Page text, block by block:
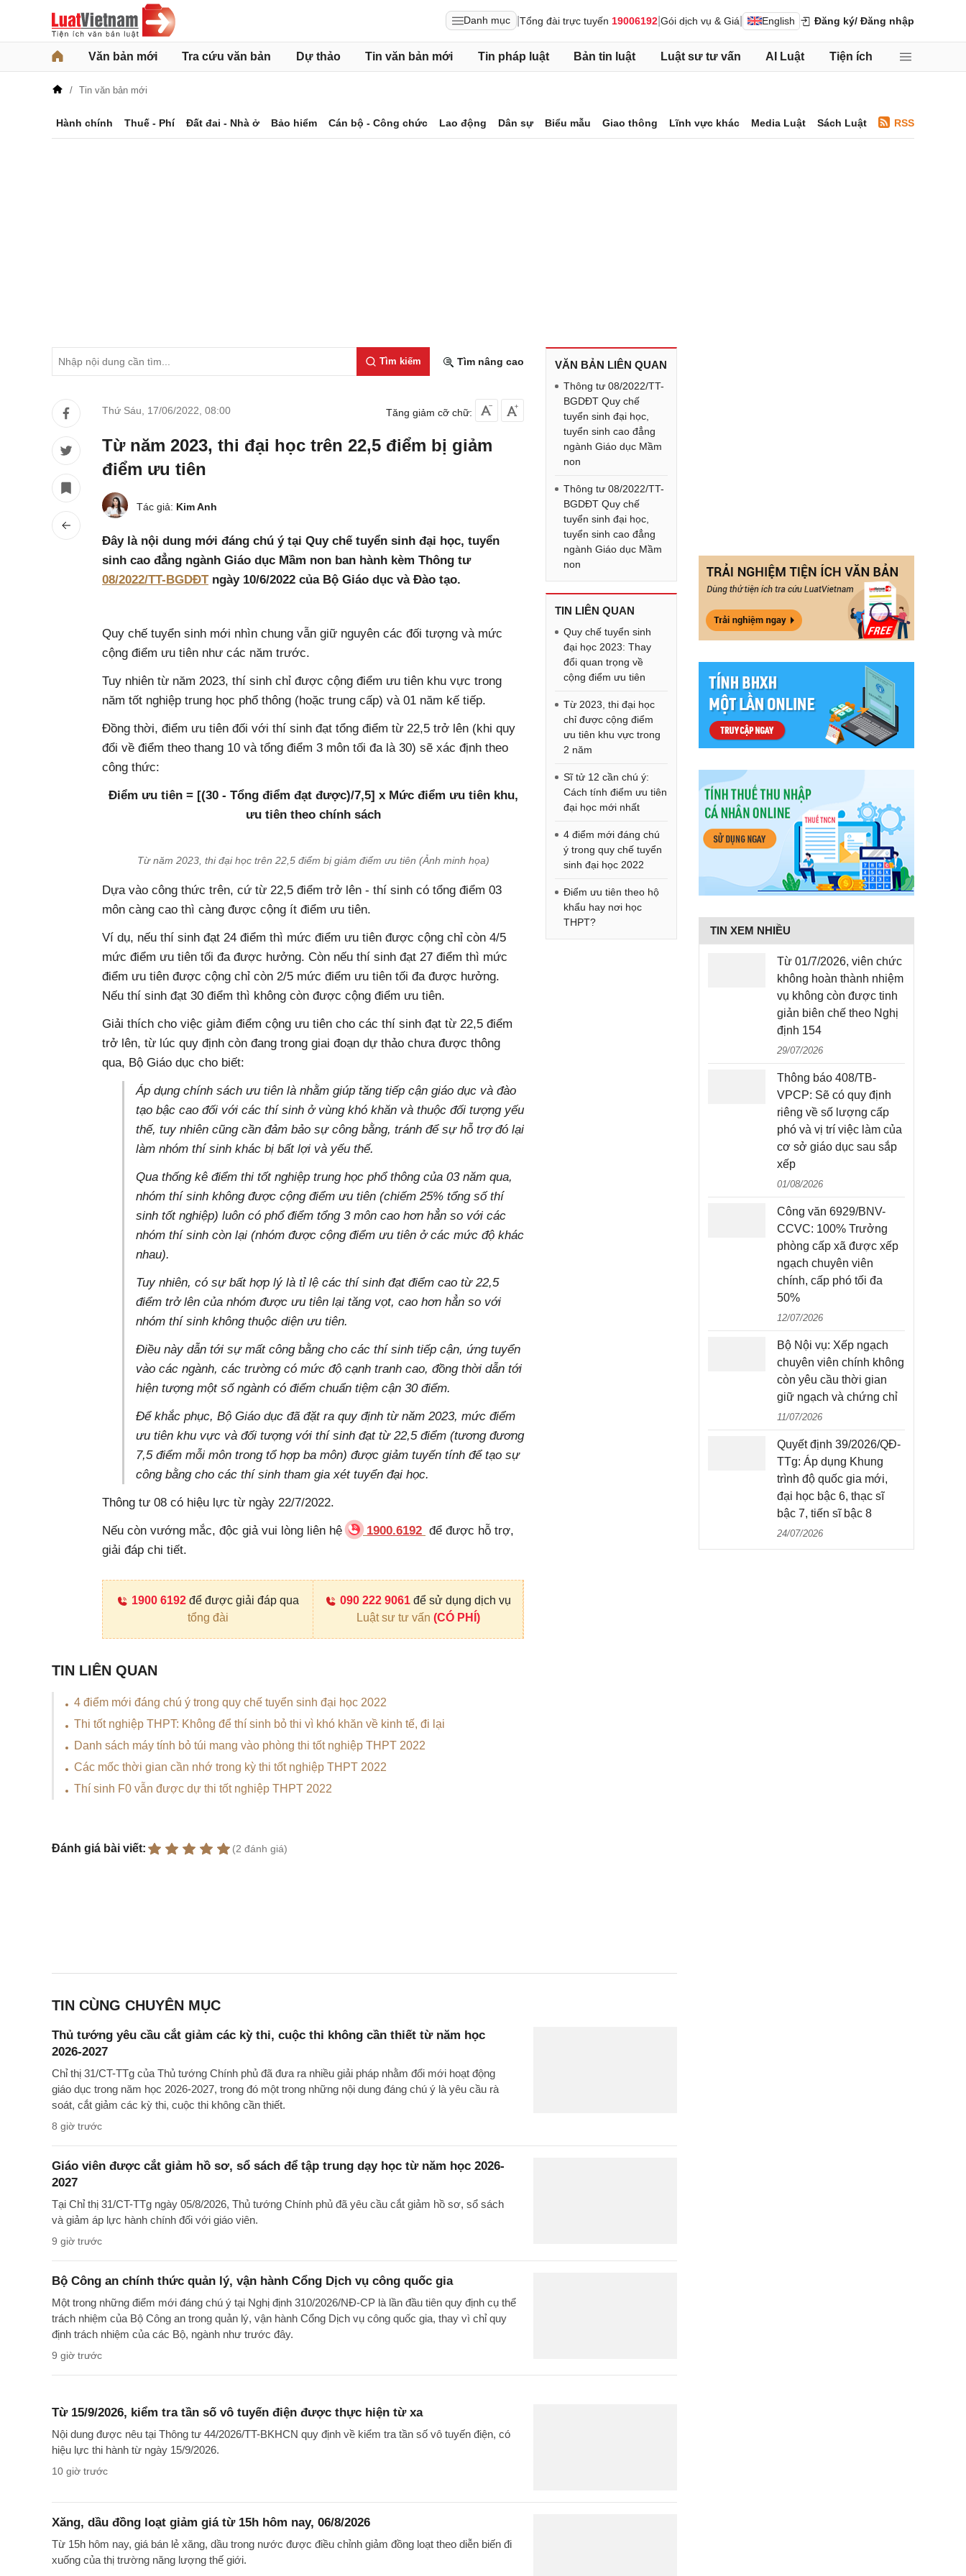
Danh mục Tổng đài trực tuyến 19006192 Gói dịch vụ & Giá English Đăng ký/ Đăng nhập
Văn bản mới Tra cứu văn bản Dự thảo Tin văn bản mới Tin pháp luật Bản tin luật Luật sư tư vấn AI Luật Tiện ích
Tin văn bản mới
Hành chính Thuế - Phí Đất đai - Nhà ở Bảo hiểm Cán bộ - Công chức Lao động Dân sự Biểu mẫu Giao thông Lĩnh vực khác Media Luật Sách Luật RSS
Tìm kiếm Tìm nâng cao
Thứ Sáu, 17/06/2022 08:00 Tăng giảm cỡ chữ:
Từ năm 2023, thi đại học trên 22,5 điểm bị giảm
điểm ưu tiên
Tác giả: Kim Anh
Đây là nội dung mới đáng chú ý tại Quy chế tuyển sinh đại học, tuyển
sinh cao đẳng ngành Giáo dục Mầm non ban hành kèm Thông tư
08/2022/TT-BGDĐTngày 10/6/2022 của Bộ Giáo dục và Đào tạo.
Quy chế tuyển sinh mới nhìn chung vẫn giữ nguyên các đối tượng và mức
cộng điểm ưu tiên như các năm trước.
Tuy nhiên từ năm 2023, thí sinh chỉ được cộng điểm ưu tiên khu vực trong
năm tốt nghiệp trung học phổ thông (hoặc trung cấp) và 01 năm kế tiếp.
Đồng thời, điểm ưu tiên đối với thí sinh đạt tổng điểm từ 22,5 trở lên (khi quy
đổi về điểm theo thang 10 và tổng điểm 3 môn tối đa là 30) sẽ xác định theo
công thức:
Điểm ưu tiên = [(30 - Tổng điểm đạt được)/7,5] x Mức điểm ưu tiên khu,
ưu tiên theo chính sách
Từ năm 2023, thi đại học trên 22,5 điểm bị giảm điểm ưu tiên (Ảnh minh họa)
Dựa vào công thức trên, cứ từ 22,5 điểm trở lên - thí sinh có tổng điểm 03
môn càng cao thì càng được cộng ít điểm ưu tiên.
Ví dụ, nếu thí sinh đạt 24 điểm thì mức điểm ưu tiên được cộng chỉ còn 4/5
mức điểm ưu tiên tối đa được hưởng. Còn nếu thí sinh đạt 27 điểm thì mức
điểm ưu tiên được cộng chỉ còn 2/5 mức điểm ưu tiên tối đa được hưởng.
Nếu thí sinh đạt 30 điểm thì không còn được cộng điểm ưu tiên.
Giải thích cho việc giảm điểm cộng ưu tiên cho các thí sinh đạt từ 22,5 điểm
trở lên, từ lúc quy định còn đang trong giai đoạn dự thảo chưa được thông
qua, Bộ Giáo dục cho biết:
Áp dụng chính sách ưu tiên là nhằm giúp tăng tiếp cận giáo dục và đào
tạo bậc cao đối với các thí sinh ở vùng khó khăn và thuộc đối tượng yếu
thế, tuy nhiên cũng cần đảm bảo sự công bằng, tránh để sự hỗ trợ đó lại
làm nhóm thí sinh khác bị bất lợi và yếu thế.
Qua thống kê điểm thi tốt nghiệp trung học phổ thông của 03 năm qua,
nhóm thí sinh không được cộng điểm ưu tiên (chiếm 25% tổng số thí
sinh tốt nghiệp) luôn có phổ điểm tổng 3 môn cao hơn hẳn so với các
nhóm thí sinh còn lại (nhóm được cộng điểm ưu tiên ở các mức độ khác
nhau).
Tuy nhiên, có sự bất hợp lý là tỉ lệ các thí sinh đạt điểm cao từ 22,5
điểm trở lên của nhóm được ưu tiên lại tăng vọt, cao hơn hẳn so với
nhóm thí sinh không thuộc diện ưu tiên.
Điều này dẫn tới sự mất công bằng cho các thí sinh tiếp cận, ứng tuyển
vào các ngành, các trường có mức độ cạnh tranh cao, đồng thời dẫn tới
hiện tượng một số ngành có điểm chuẩn tiệm cận 30 điểm.
Để khắc phục, Bộ Giáo dục đã đặt ra quy định từ năm 2023, mức điểm
ưu tiên khu vực và đối tượng với thí sinh đạt từ 22,5 điểm (tương đương
7,5 điểm mỗi môn trong tổ hợp ba môn) được giảm tuyến tính để tạo sự
công bằng cho các thí sinh tham gia xét tuyển đại học.
Thông tư 08 có hiệu lực từ ngày 22/7/2022.
Nếu còn vướng mắc, độc giả vui lòng liên hệ 1900.6192 để được hỗ trợ,
giải đáp chi tiết.
1900 6192 để được giải đáp qua
tổng đài
090 222 9061 để sử dụng dịch vụ
Luật sư tư vấn (CÓ PHÍ)
TIN LIÊN QUAN
4 điểm mới đáng chú ý trong quy chế tuyển sinh đại học 2022
Thi tốt nghiệp THPT: Không để thí sinh bỏ thi vì khó khăn về kinh tế, đi lại
Danh sách máy tính bỏ túi mang vào phòng thi tốt nghiệp THPT 2022
Các mốc thời gian cần nhớ trong kỳ thi tốt nghiệp THPT 2022
Thí sinh F0 vẫn được dự thi tốt nghiệp THPT 2022
Đánh giá bài viết: (2 đánh giá)
VĂN BẢN LIÊN QUAN
Thông tư 08/2022/TT-
BGDĐT Quy chế
tuyển sinh đại học,
tuyển sinh cao đẳng
ngành Giáo dục Mầm
non
Thông tư 08/2022/TT-
BGDĐT Quy chế
tuyển sinh đại học,
tuyển sinh cao đẳng
ngành Giáo dục Mầm
non
TIN LIÊN QUAN
Quy chế tuyển sinh
đại học 2023: Thay
đổi quan trọng về
cộng điểm ưu tiên
Từ 2023, thi đại học
chỉ được cộng điểm
ưu tiên khu vực trong
2 năm
Sĩ tử 12 cần chú ý:
Cách tính điểm ưu tiên
đại học mới nhất
4 điểm mới đáng chú
ý trong quy chế tuyển
sinh đại học 2022
Điểm ưu tiên theo hộ
khẩu hay nơi học
THPT?
TIN CÙNG CHUYÊN MỤC
Thủ tướng yêu cầu cắt giảm các kỳ thi, cuộc thi không cần thiết từ năm học
2026-2027
Chỉ thị 31/CT-TTg của Thủ tướng Chính phủ đã đưa ra nhiều giải pháp nhằm đổi mới hoạt động
giáo dục trong năm học 2026-2027, trong đó một trong những nội dung đáng chú ý là yêu cầu rà
soát, cắt giảm các kỳ thi, cuộc thi không cần thiết.
8 giờ trước
Giáo viên được cắt giảm hồ sơ, sổ sách để tập trung dạy học từ năm học 2026-
2027
Tại Chỉ thị 31/CT-TTg ngày 05/8/2026, Thủ tướng Chính phủ đã yêu cầu cắt giảm hồ sơ, sổ sách
và giảm áp lực hành chính đối với giáo viên.
9 giờ trước
Bộ Công an chính thức quản lý, vận hành Cổng Dịch vụ công quốc gia
Một trong những điểm mới đáng chú ý tại Nghị định 310/2026/NĐ-CP là lần đầu tiên quy định cụ thể
trách nhiệm của Bộ Công an trong quản lý, vận hành Cổng Dịch vụ công quốc gia, thay vì chỉ quy
định trách nhiệm của các Bộ, ngành như trước đây.
9 giờ trước
Từ 15/9/2026, kiểm tra tần số vô tuyến điện được thực hiện từ xa
Nội dung được nêu tại Thông tư 44/2026/TT-BKHCN quy định về kiểm tra tần số vô tuyến điện, có
hiệu lực thi hành từ ngày 15/9/2026.
10 giờ trước
Xăng, dầu đồng loạt giảm giá từ 15h hôm nay, 06/8/2026
Từ 15h hôm nay, giá bán lẻ xăng, dầu trong nước được điều chỉnh giảm đồng loạt theo diễn biến đi
xuống của thị trường năng lượng thế giới.
TIN XEM NHIỀU
Từ 01/7/2026, viên chức
không hoàn thành nhiệm
vụ không còn được tinh
giản biên chế theo Nghị
định 154
29/07/2026
Thông báo 408/TB-
VPCP: Sẽ có quy định
riêng về số lượng cấp
phó và vị trí việc làm của
cơ sở giáo dục sau sắp
xếp
01/08/2026
Công văn 6929/BNV-
CCVC: 100% Trưởng
phòng cấp xã được xếp
ngạch chuyên viên
chính, cấp phó tối đa
50%
12/07/2026
Bộ Nội vụ: Xếp ngạch
chuyên viên chính không
còn yêu cầu thời gian
giữ ngạch và chứng chỉ
11/07/2026
Quyết định 39/2026/QĐ-
TTg: Áp dụng Khung
trình độ quốc gia mới,
đại học bậc 6, thạc sĩ
bậc 7, tiến sĩ bậc 8
24/07/2026